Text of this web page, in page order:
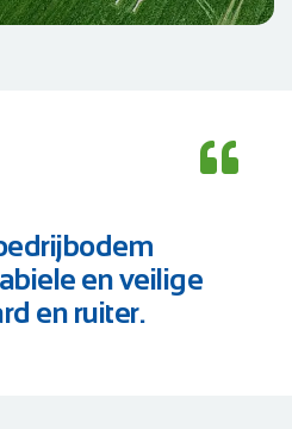
en veilige
en ruiter.